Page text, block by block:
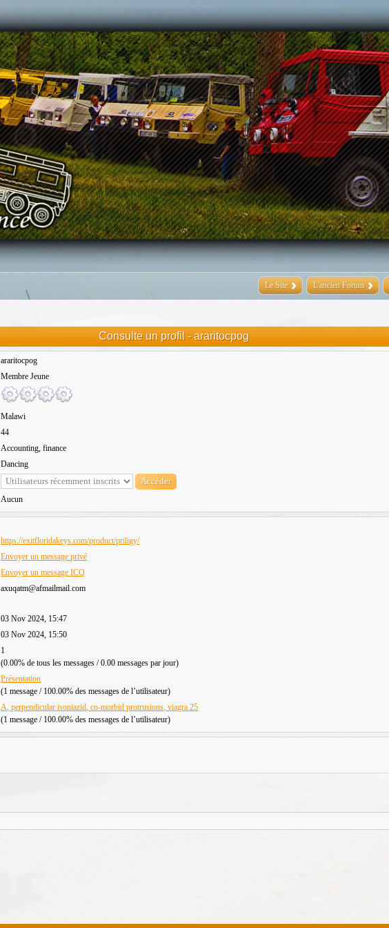
Le Site L'ancien Forum
Consulte un profil - araritocpog
araritocpog
Membre Jeune
Malawi
44
Accounting, finance
Dancing
Aucun
https://exitfloridakeys.com/product/priligy/
Envoyer un message privé
Envoyer un message ICQ
axuqatm@afmailmail.com
03 Nov 2024, 15:47
03 Nov 2024, 15:50
1
(0.00% de tous les messages / 0.00 messages par jour)
Présentation
(1 message / 100.00% des messages de l’utilisateur)
A, perpendicular isoniazid, co-morbid protrusions, viagra 25
(1 message / 100.00% des messages de l’utilisateur)